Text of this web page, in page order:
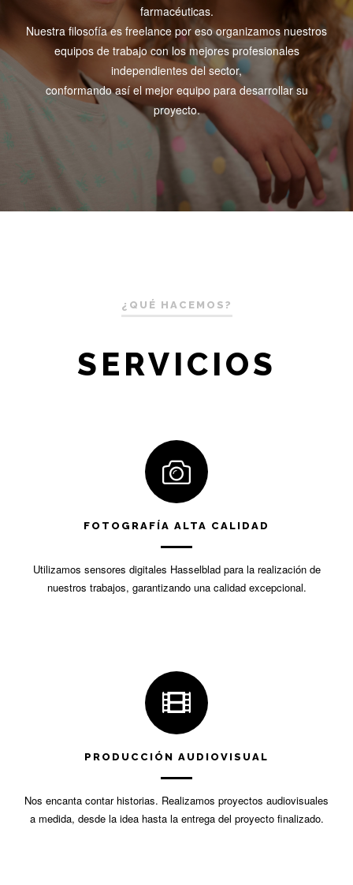
farmacéuticas.
Nuestra filosofía es freelance por eso organizamos nuestros
equipos de trabajo con los mejores profesionales
independientes del sector,
conformando así el mejor equipo para desarrollar su
proyecto.
¿QUÉ HACEMOS?
SERVICIOS
FOTOGRAFÍA ALTA CALIDAD
Utilizamos sensores digitales Hasselblad para la realización de
nuestros trabajos, garantizando una calidad excepcional.
PRODUCCIÓN AUDIOVISUAL
Nos encanta contar historias. Realizamos proyectos audiovisuales
a medida, desde la idea hasta la entrega del proyecto finalizado.